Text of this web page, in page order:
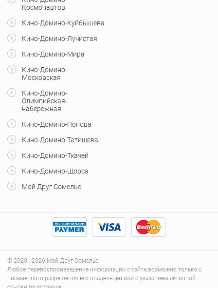
Космонавтов
Кино-Домино-Куйбышева
Кино-Домино-Лучистая
Кино-Домино-Мира
Кино-Домино-
Московская
Кино-Домино-
Олимпийская-
набережная
Кино-Домино-Попова
Кино-Домино-Татищева
Кино-Домино-Ткачей
Кино-Домино-Щорса
Мой Друг Сомелье
© 2020 - 2026 Мой Друг Сомелье
Любое перевоспроизведение информации с сайта возможно только с
письменного разрешения его владельцев или с указанием активной